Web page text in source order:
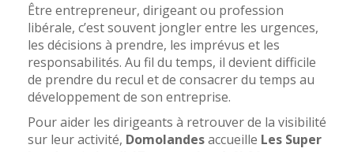
Être entrepreneur, dirigeant ou profession
libérale, c’est souvent jongler entre les urgences,
les décisions à prendre, les imprévus et les
responsabilités. Au fil du temps, il devient difficile
de prendre du recul et de consacrer du temps au
développement de son entreprise.
Pour aider les dirigeants à retrouver de la visibilité
sur leur activité, Domolandesaccueille Les Super